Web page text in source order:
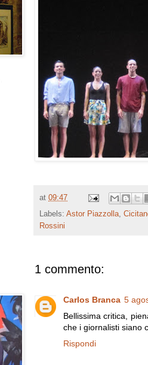
at 09:47
Labels: Astor Piazzolla
Rossini
1 commento:
Carlos Branca 5
Bellissima critica,
che i giornalisti siano
Rispondi